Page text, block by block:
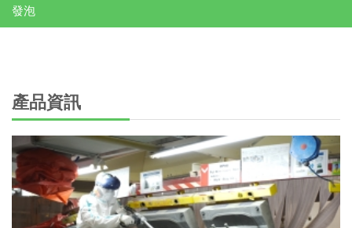
發泡
產品資訊